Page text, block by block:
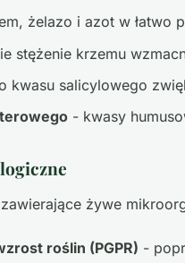
żelazo i azot w łatwo
stężenie krzemu
kwasu salicylowego
- kwasy
żywe
roślin (PGPR) -